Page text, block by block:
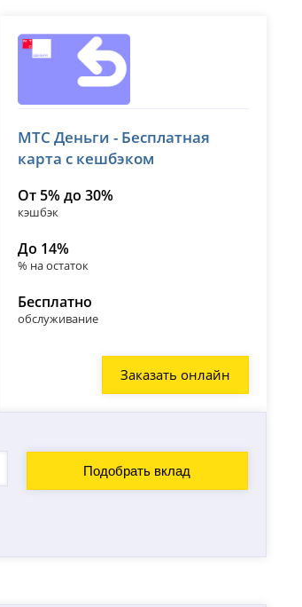
лицензия № 2268
МТС Деньги - Бесплатная
карта с кешбэком
От 5% до 30%
кэшбэк
До 14%
% на остаток
Бесплатно
обслуживание
Заказать онлайн
Подобрать вклад